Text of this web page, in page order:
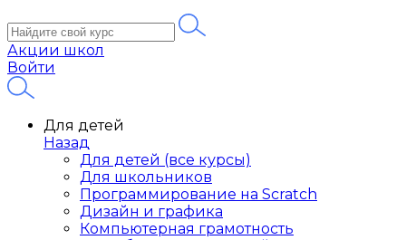
Акции школ
Войти
Для детей
Назад
Для детей (все курсы)
Для школьников
Программирование на Scratch
Дизайн и графика
Компьютерная грамотность